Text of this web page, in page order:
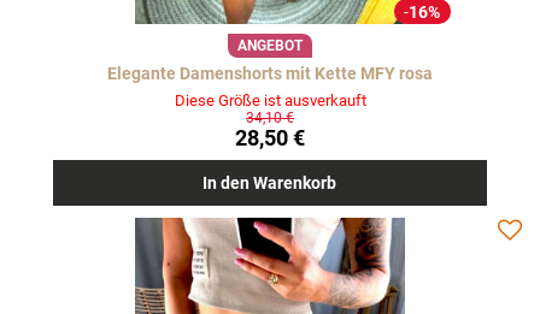
16%
ANGEBOT
Elegante Damenshorts mit Kette MFY rosa
Diese Größe ist ausverkauft
28,50 €
34,10 €
In den Warenkorb